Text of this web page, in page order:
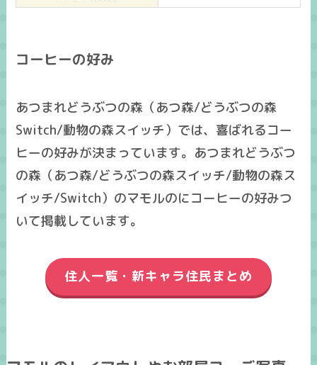
コーヒーの好み
あつまれどうぶつの森（あつ森/どうぶつの森
Switch/動物の森スイッチ）では、喜ばれるコー
ヒーの好みが決まっています。あつまれどうぶつ
の森（あつ森/どうぶつの森スイッチ/動物の森ス
イッチ/Switch）のマモルのにコーヒーの好みつ
いて掲載しています。
住人一覧・新キャラ住民まとめ